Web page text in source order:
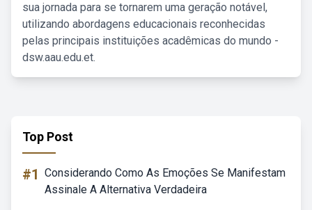
sua jornada para se tornarem uma geração notável,
utilizando abordagens educacionais reconhecidas
pelas principais instituições acadêmicas do mundo -
dsw.aau.edu.et.
Top Post
#1 Considerando Como As Emoções Se Manifestam
Assinale A Alternativa Verdadeira